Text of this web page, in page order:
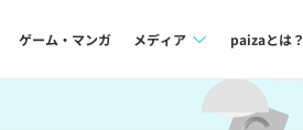
ゲーム・マンガ メディア
Tech Team Journal
paizaとは？